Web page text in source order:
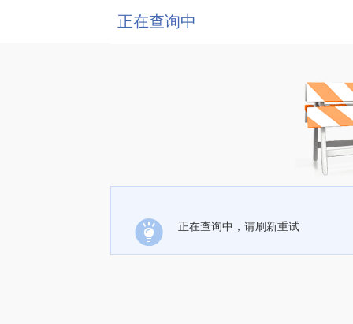
正在查询中
正在查询中，请刷新重试